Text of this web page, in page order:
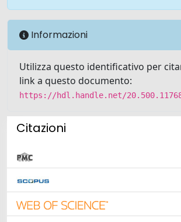
Informazioni
Utilizza questo identificativo per
link a questo documento:
https://hdl.handle.net/
Citazioni